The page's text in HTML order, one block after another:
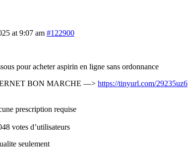
at 9:07 am #122900
pour acheter aspirin en ligne sans ordonnance
BON MARCHE —> https://tinyurl.com/29235uz6
prescription requise
votes d’utilisateurs
seulement